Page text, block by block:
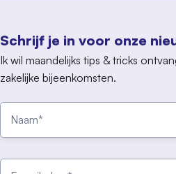
Schrijf je in voor onze
Ik wil maandelijks tips & tricks
zakelijke bijeenkomsten.